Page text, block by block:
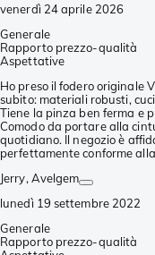
venerdì 24 aprile 2026
Generale
Rapporto prezzo-qualità
Aspettative
Ho preso il fodero originale
subito: materiali robusti,
Tiene la pinza ben ferma e
Comodo da portare alla
quotidiano. Il negozio è
perfettamente conforme
Jerry, Avelgem
lunedì 19 settembre 2022
Generale
Rapporto prezzo-qualità